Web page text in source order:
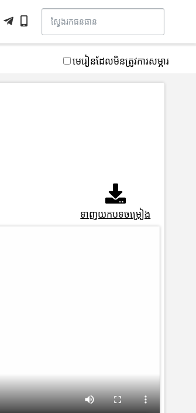
មេរៀនដែលមិនត្រូវការសម្ភារ
ទាញយកបទចម្រៀង